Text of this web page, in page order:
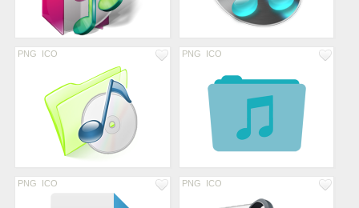
PNG ICO PNG ICO
PNG ICO PNG ICO